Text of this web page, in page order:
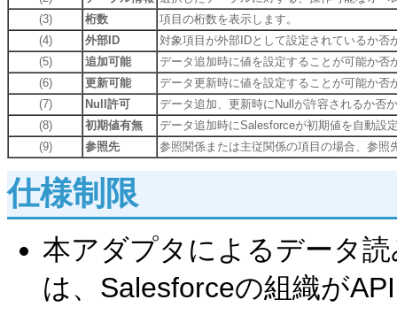
(3)
桁数
項目の桁数を表示します。
(4)
外部ID
対象項目が外部IDとして設定されているか否
(5)
追加可能
データ追加時に値を設定することが可能か否
(6)
更新可能
データ更新時に値を設定することが可能か否
(7)
Null許可
データ追加、更新時にNullが許容されるか否
(8)
初期値有無
データ追加時にSalesforceが初期値を自動設
(9)
参照先 参照関係または主従関係の項目の場合、参照
仕様制限
本アダプタによるデータ
は、Salesforceの組織が